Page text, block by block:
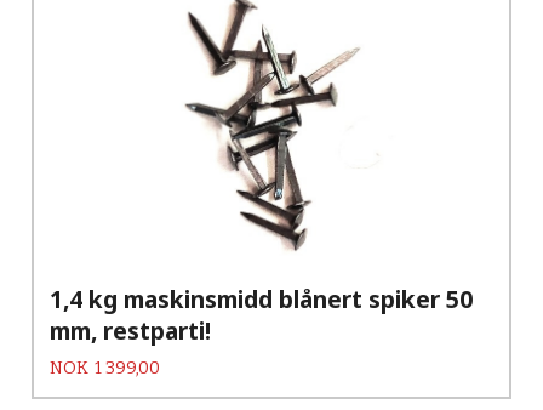
1,4 kg maskinsmidd blånert spiker 50
mm, restparti!
Pris
NOK 1 399,00